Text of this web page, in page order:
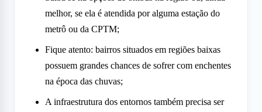
melhor, se ela é atendida por alguma estação do
metrô ou da CPTM;
Fique atento: bairros situados em regiões baixas
possuem grandes chances de sofrer com enchentes
na época das chuvas;
A infraestrutura dos entornos também precisa ser